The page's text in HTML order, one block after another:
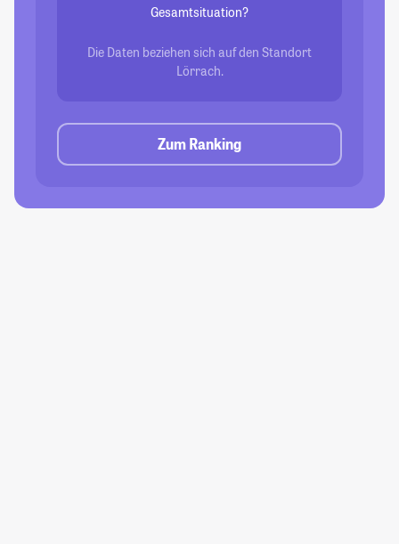
Gesamtsituation?
Die Daten beziehen sich auf den Standort
Lörrach.
Zum Ranking